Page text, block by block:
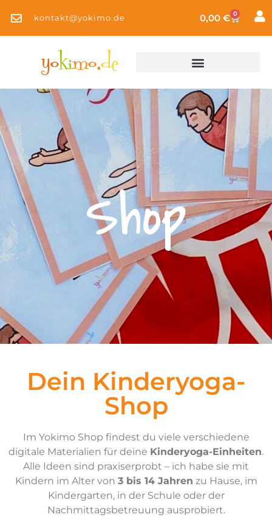
kontakt@yokimo.de 0,00 € 0
Shop
Dein Kinderyoga-
Shop
Im Yokimo Shop findest du viele verschiedene
digitale Materialien für deine Kinderyoga-Einheiten.
Alle Ideen sind praxiserprobt – ich habe sie mit
Kindern im Alter von 3 bis 14 Jahren zu Hause, im
Kindergarten, in der Schule oder der
Nachmittagsbetreuung ausprobiert.